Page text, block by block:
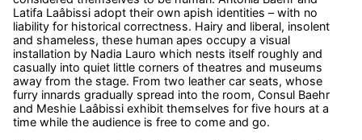
Latifa Laâbissi adopt their own apish identities – with no
liability for historical correctness. Hairy and liberal, insolent
and shameless, these human apes occupy a visual
installation by Nadia Lauro which nests itself roughly and
casually into quiet little corners of theatres and museums
away from the stage. From two leather car seats, whose
furry innards gradually spread into the room, Consul Baehr
and Meshie Laâbissi exhibit themselves for five hours at a
time while the audience is free to come and go.